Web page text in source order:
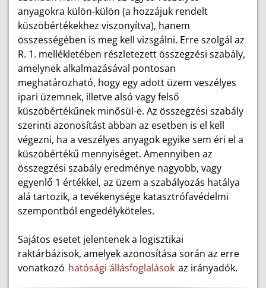
anyagokra külön-külön (a hozzájuk rendelt
küszöbértékekhez viszonyítva), hanem
összességében is meg kell vizsgálni. Erre szolgál az
R. 1. mellékletében részletezett összegzési szabály,
amelynek alkalmazásával pontosan
meghatározható, hogy egy adott üzem veszélyes
ipari üzemnek, illetve alsó vagy felső
küszöbértékűnek minősül-e. Az összegzési szabály
szerinti azonosítást abban az esetben is el kell
végezni, ha a veszélyes anyagok egyike sem éri el a
küszöbértékű mennyiséget. Amennyiben az
összegzési szabály eredménye nagyobb, vagy
egyenlő 1 értékkel, az üzem a szabályozás hatálya
alá tartozik, a tevékenysége katasztrófavédelmi
szempontból engedélyköteles.
Sajátos esetet jelentenek a logisztikai
raktárbázisok, amelyek azonosítása során az erre
vonatkozó hatósági állásfoglalások az irányadók.